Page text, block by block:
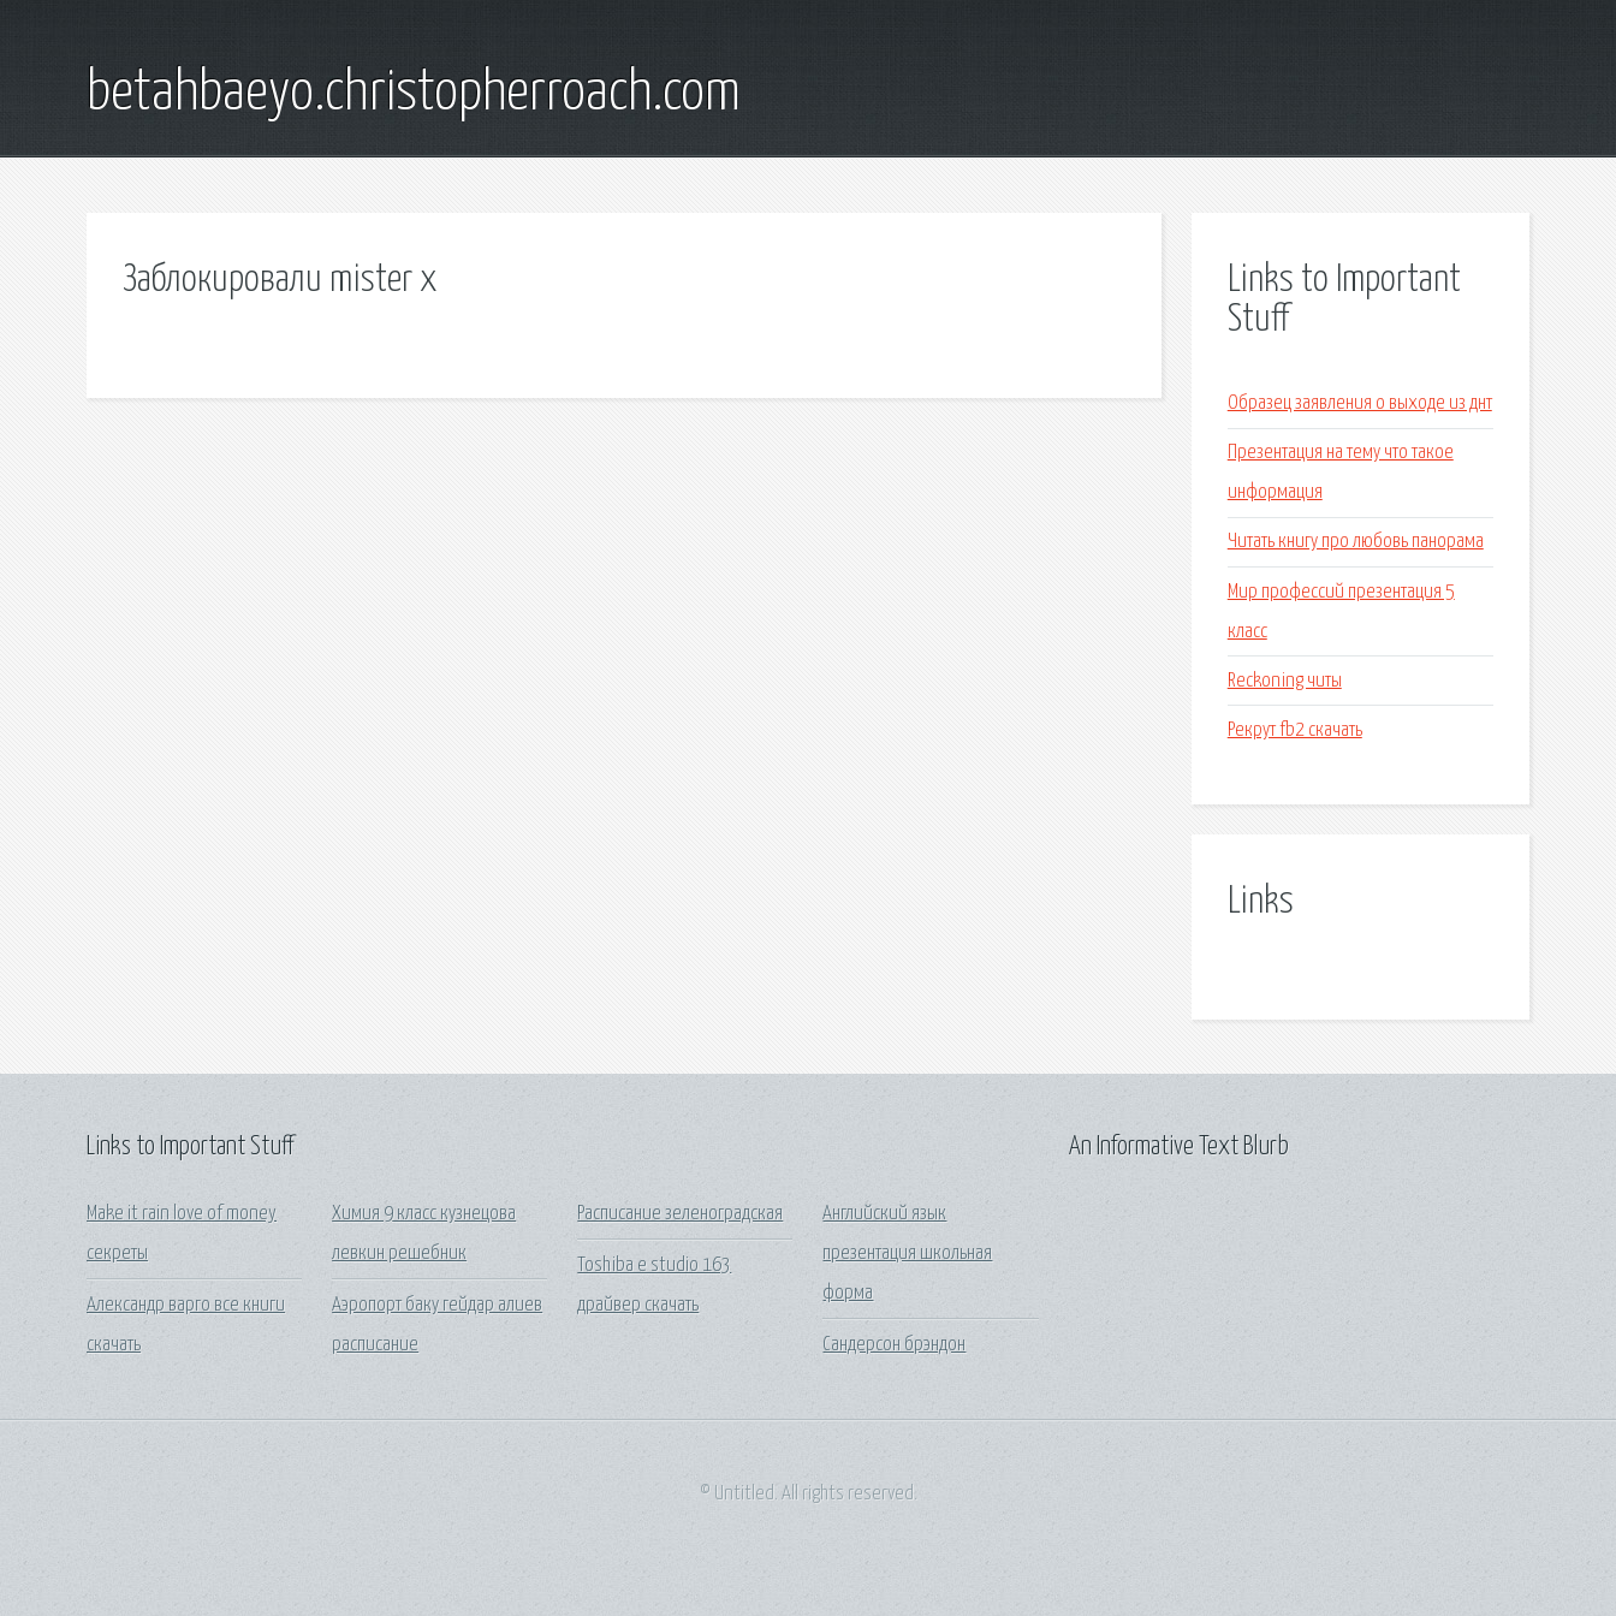
betahbaeyo.christopherroach.com
Заблокировали mister x
Links to Important
Stuff
Образец заявления о выходе из днт
Презентация на тему что такое
информация
Читать книгу про любовь панорама
Мир профессий презентация 5
класс
Reckoning читы
Рекрут fb2 скачать
Links
Links to Important Stuff
Make it rain love of money
секреты
Александр варго все книги
скачать
Химия 9 класс кузнецова
левкин решебник
Аэропорт баку гейдар алиев
расписание
Расписание зеленоградская
Toshiba e studio 163
драйвер скачать
Английский язык
презентация школьная
форма
Сандерсон брэндон
An Informative Text Blurb
© Untitled. All rights reserved.